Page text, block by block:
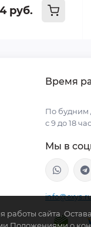
руб.
Время
По будним
с 9 до 18
Мы в
сайта.